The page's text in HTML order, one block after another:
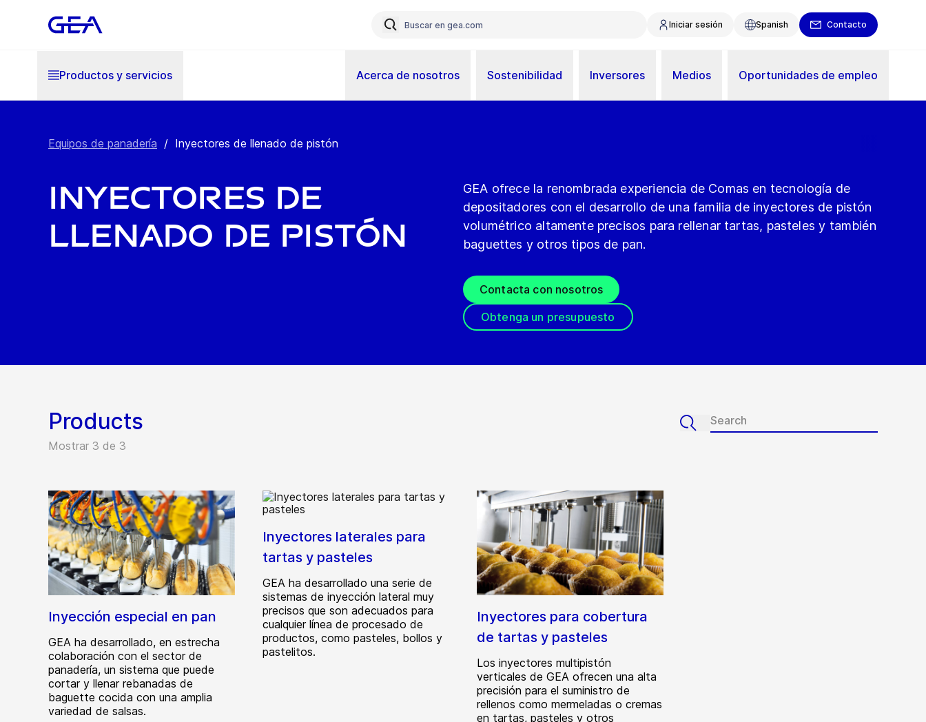
Iniciar sesión Spanish Contacto
Productos y servicios Acerca de nosotros Sostenibilidad Inversores Medios Oportunidades de empleo
Equipos de panadería / Inyectores de llenado de pistón
Inyectores de
llenado de pistón
GEA ofrece la renombrada experiencia de Comas en tecnología de
depositadores con el desarrollo de una familia de inyectores de pistón
volumétrico altamente precisos para rellenar tartas, pasteles y también
baguettes y otros tipos de pan.
Contacta con nosotros
Obtenga un presupuesto
Products
Mostrar 3 de 3
Inyección especial en pan
GEA ha desarrollado, en estrecha
colaboración con el sector de
panadería, un sistema que puede
cortar y llenar rebanadas de
baguette cocida con una amplia
variedad de salsas.
Inyectores laterales para
tartas y pasteles
GEA ha desarrollado una serie de
sistemas de inyección lateral muy
precisos que son adecuados para
cualquier línea de procesado de
productos, como pasteles, bollos y
pastelitos.
Inyectores para cobertura
de tartas y pasteles
Los inyectores multipistón
verticales de GEA ofrecen una alta
precisión para el suministro de
rellenos como mermeladas o cremas
en tartas, pasteles y otros